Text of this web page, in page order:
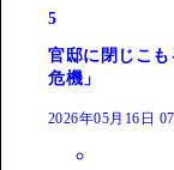
5
官邸に閉じこ
危機」
2026年05月16日